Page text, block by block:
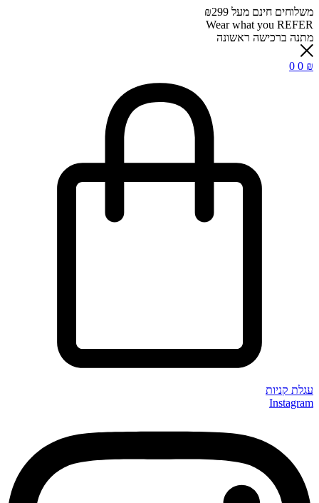
משלוחים חינם מעל ₪299
Wear what you REFER
מתנה ברכישה ראשונה
0 ₪
0
עגלת קניות
Instagram